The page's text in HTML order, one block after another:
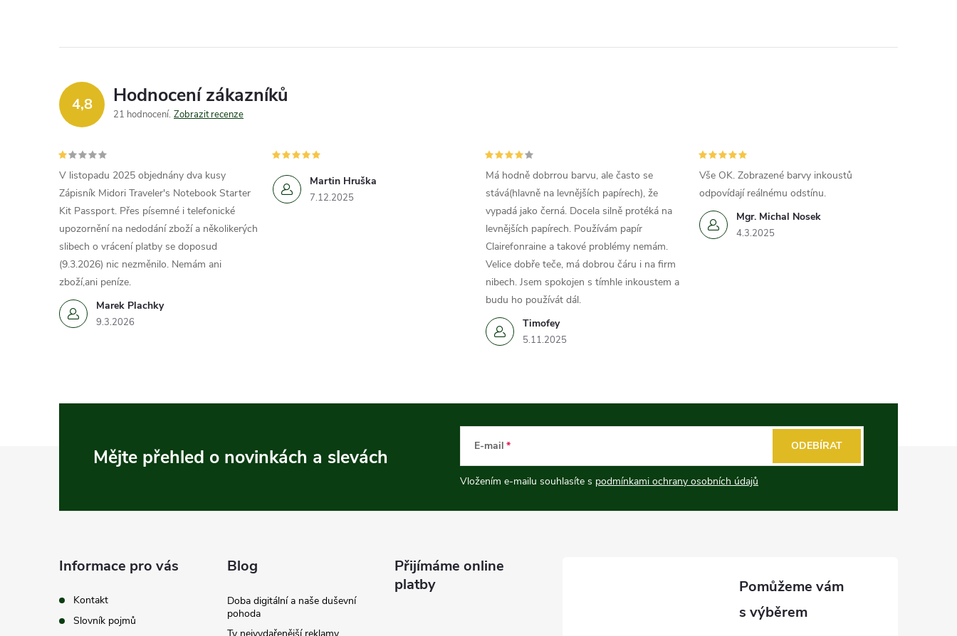
4,8 Hodnocení zákazníků
21 hodnocení Zobrazit recenze
Marek Plachky
9.3.2026
V listopadu 2025 objednány dva kusy
Zápisník Midori Traveler's Notebook Starter
Kit Passport. Přes písemné i telefonické
upozornění na nedodání zboží a několikerých
slibech o vrácení platby se doposud
(9.3.2026) nic nezměnilo. Nemám ani
zboží,ani peníze.
Martin Hruška
7.12.2025
Timofey
5.11.2025
Má hodně dobrrou barvu, ale často se
stává(hlavně na levnějších papírech), že
vypadá jako černá. Docela silně protéká na
levnějších papírech. Používám papír
Clairefonraine a takové problémy nemám.
Velice dobře teče, má dobrou čáru i na firm
nibech. Jsem spokojen s tímhle inkoustem a
budu ho používát dál.
Mgr. Michal Nosek
4.3.2025
Vše OK. Zobrazené barvy inkoustů
odpovídají reálnému odstínu.
Mějte přehled o novinkách a slevách E-mail
Vložením e-mailu souhlasíte s podmínkami ochrany osobních údajů
ODEBÍRAT
Informace pro vás
Kontakt
Slovník pojmů
Blog
Doba digitální a naše duševní
pohoda
Přijímáme online
platby